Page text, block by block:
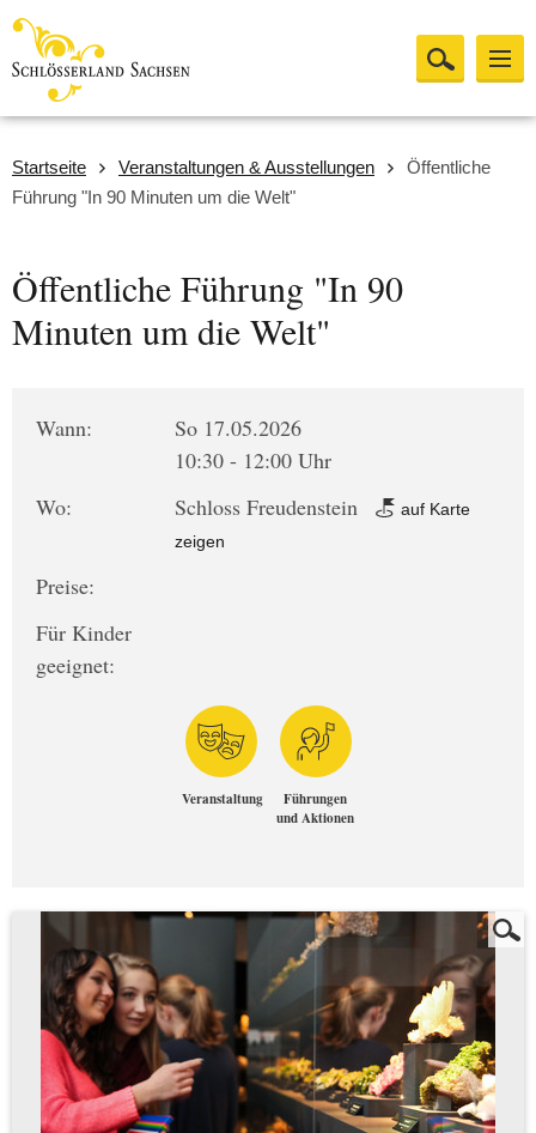
Startseite Veranstaltungen & Ausstellungen
Öffentliche
Führung "In 90 Minuten um die Welt"
Öffentliche Führung "In 90
Minuten um die Welt"
Wann:
So 17.05.2026
10:30 - 12:00 Uhr
Wo:
Schloss Freudenstein
auf Karte
zeigen
Preise:
Für Kinder
geeignet:
Veranstaltung
Führungen
und Aktionen